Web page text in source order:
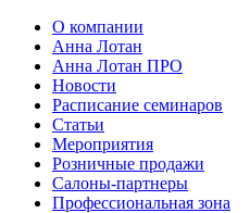
О компании
Анна Лотан
Анна Лотан ПРО
Новости
Расписание семинаров
Статьи
Мероприятия
Розничные продажи
Салоны-партнеры
Профессиональная зона